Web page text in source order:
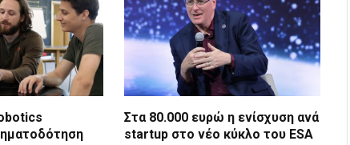
Στα 80.000 ευρώ η ενίσχυση ανά
startup στο νέο κύκλο του ESA